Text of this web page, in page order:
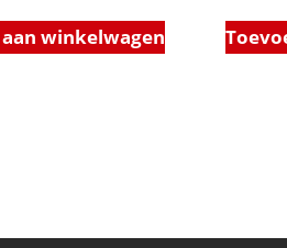
winkelwagen